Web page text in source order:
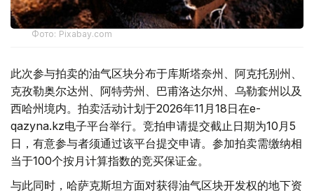
Фото: Pixabay.com
此次参与拍卖的油气区块分布于库斯塔奈州、阿克托别州、
克孜勒奥尔达州、阿特劳州、巴甫洛达尔州、乌勒套州以及
西哈州境内。拍卖活动计划于2026年11月18日在e-
qazyna.kz电子平台举行。竞拍申请提交截止日期为10月5
日，有意参与者须通过该平台提交申请。参加拍卖需缴纳相
当于100个按月计算指数的竞买保证金。
与此同时，哈萨克斯坦方面对获得油气区块开发权的地下资